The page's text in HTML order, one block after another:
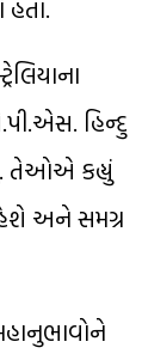
હિન્દુ
તેઓએ કહ્યું
અને સમગ્ર